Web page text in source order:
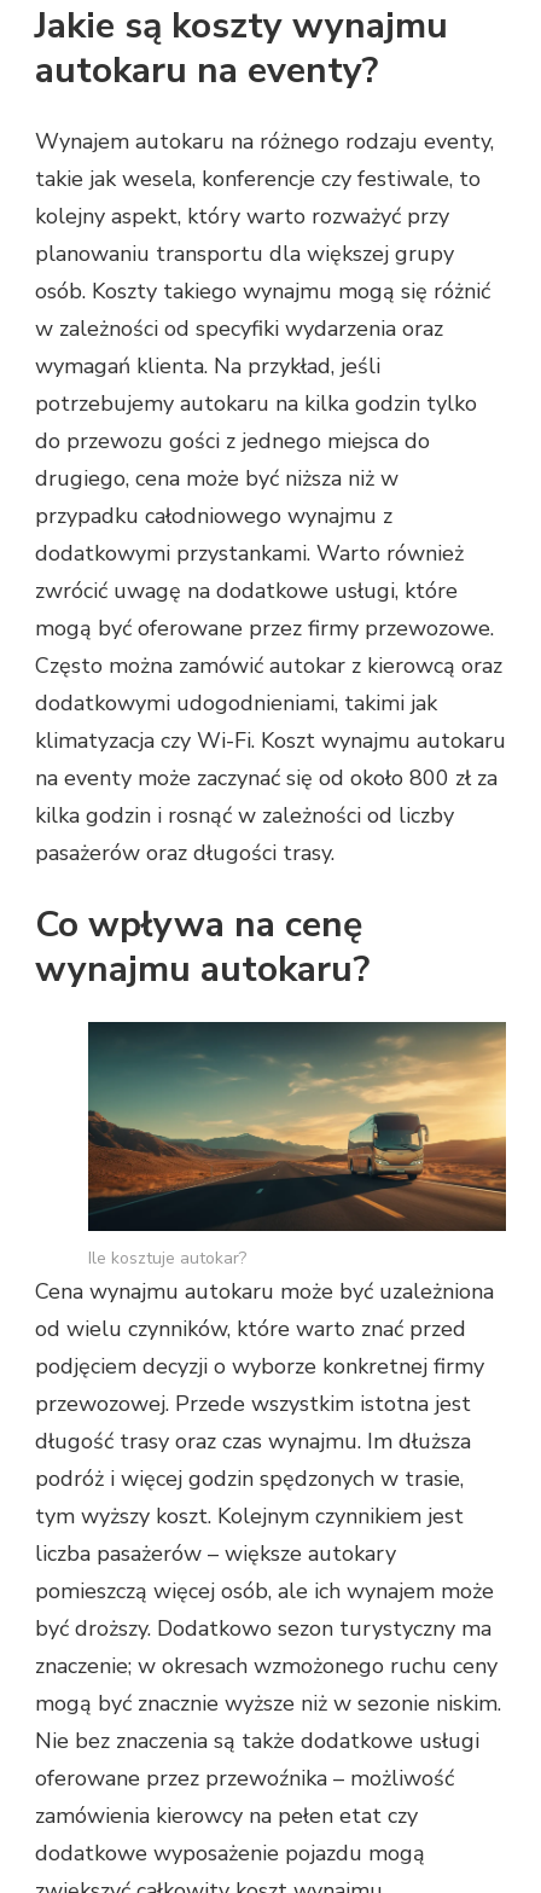
Jakie są koszty wynajmu
autokaru na eventy?
Wynajem autokaru na różnego rodzaju eventy,
takie jak wesela, konferencje czy festiwale, to
kolejny aspekt, który warto rozważyć przy
planowaniu transportu dla większej grupy
osób. Koszty takiego wynajmu mogą się różnić
w zależności od specyfiki wydarzenia oraz
wymagań klienta. Na przykład, jeśli
potrzebujemy autokaru na kilka godzin tylko
do przewozu gości z jednego miejsca do
drugiego, cena może być niższa niż w
przypadku całodniowego wynajmu z
dodatkowymi przystankami. Warto również
zwrócić uwagę na dodatkowe usługi, które
mogą być oferowane przez firmy przewozowe.
Często można zamówić autokar z kierowcą oraz
dodatkowymi udogodnieniami, takimi jak
klimatyzacja czy Wi-Fi. Koszt wynajmu autokaru
na eventy może zaczynać się od około 800 zł za
kilka godzin i rosnąć w zależności od liczby
pasażerów oraz długości trasy.
Co wpływa na cenę
wynajmu autokaru?
Ile kosztuje autokar?
Cena wynajmu autokaru może być uzależniona
od wielu czynników, które warto znać przed
podjęciem decyzji o wyborze konkretnej firmy
przewozowej. Przede wszystkim istotna jest
długość trasy oraz czas wynajmu. Im dłuższa
podróż i więcej godzin spędzonych w trasie,
tym wyższy koszt. Kolejnym czynnikiem jest
liczba pasażerów – większe autokary
pomieszczą więcej osób, ale ich wynajem może
być droższy. Dodatkowo sezon turystyczny ma
znaczenie; w okresach wzmożonego ruchu ceny
mogą być znacznie wyższe niż w sezonie niskim.
Nie bez znaczenia są także dodatkowe usługi
oferowane przez przewoźnika – możliwość
zamówienia kierowcy na pełen etat czy
dodatkowe wyposażenie pojazdu mogą